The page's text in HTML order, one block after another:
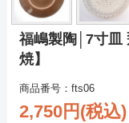
福嶋製陶│7寸皿
焼】
商品番号：fts06
2,750円(税込)